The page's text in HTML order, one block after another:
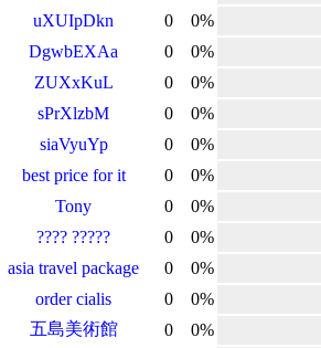
uXUIpDkn 0 0%
DgwbEXAa 0 0%
ZUXxKuL 0 0%
sPrXlzbM 0 0%
siaVyuYp 0 0%
best price for it 0 0%
Tony 0 0%
???? ????? 0 0%
asia travel package 0 0%
order cialis 0 0%
五島美術館 0 0%